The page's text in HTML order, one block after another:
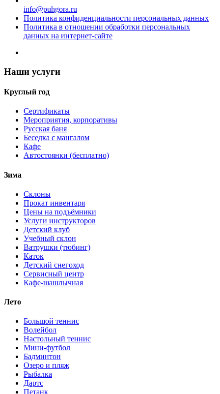
info@puhgora.ru
Политика конфиденциальности персональных данных
Политика в отношении обработки персональных
данных на интернет-сайте
Наши услуги
Круглый год
Сертификаты
Мероприятия, корпоративы
Русская баня
Беседка с мангалом
Кафе
Автостоянки (бесплатно)
Зима
Склоны
Прокат инвентаря
Цены на подъёмники
Услуги инструкторов
Детский клуб
Учебный склон
Ватрушки (тюбинг)
Каток
Детский снегоход
Сервисный центр
Кафе-шашлычная
Лето
Большой теннис
Волейбол
Настольный теннис
Мини-футбол
Бадминтон
Озеро и пляж
Рыбалка
Дартс
Петанк